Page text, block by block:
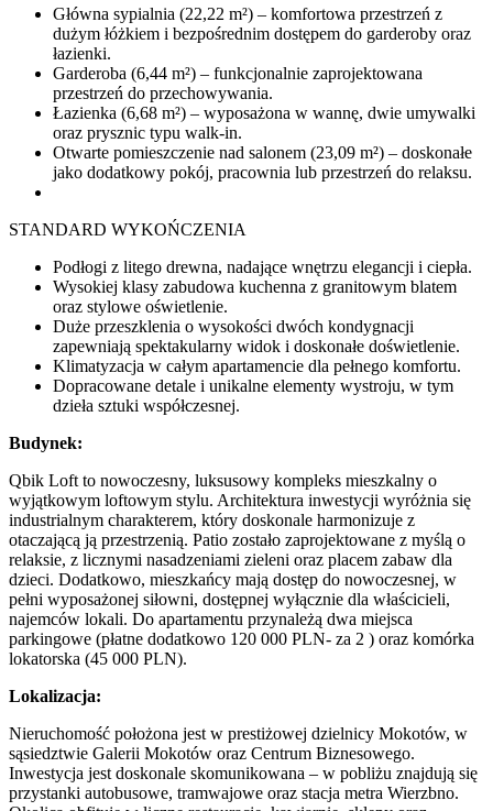
Główna sypialnia (22,22 m²) – komfortowa przestrzeń z
dużym łóżkiem i bezpośrednim dostępem do garderoby oraz
łazienki.
Garderoba (6,44 m²) – funkcjonalnie zaprojektowana
przestrzeń do przechowywania.
Łazienka (6,68 m²) – wyposażona w wannę, dwie umywalki
oraz prysznic typu walk-in.
Otwarte pomieszczenie nad salonem (23,09 m²) – doskonałe
jako dodatkowy pokój, pracownia lub przestrzeń do relaksu.
STANDARD WYKOŃCZENIA
Podłogi z litego drewna, nadające wnętrzu elegancji i ciepła.
Wysokiej klasy zabudowa kuchenna z granitowym blatem
oraz stylowe oświetlenie.
Duże przeszklenia o wysokości dwóch kondygnacji
zapewniają spektakularny widok i doskonałe doświetlenie.
Klimatyzacja w całym apartamencie dla pełnego komfortu.
Dopracowane detale i unikalne elementy wystroju, w tym
dzieła sztuki współczesnej.
Budynek:
Qbik Loft to nowoczesny, luksusowy kompleks mieszkalny o
wyjątkowym loftowym stylu. Architektura inwestycji wyróżnia się
industrialnym charakterem, który doskonale harmonizuje z
otaczającą ją przestrzenią. Patio zostało zaprojektowane z myślą o
relaksie, z licznymi nasadzeniami zieleni oraz placem zabaw dla
dzieci. Dodatkowo, mieszkańcy mają dostęp do nowoczesnej, w
pełni wyposażonej siłowni, dostępnej wyłącznie dla właścicieli,
najemców lokali. Do apartamentu przynależą dwa miejsca
parkingowe (płatne dodatkowo 120 000 PLN- za 2 ) oraz komórka
lokatorska (45 000 PLN).
Lokalizacja:
Nieruchomość położona jest w prestiżowej dzielnicy Mokotów, w
sąsiedztwie Galerii Mokotów oraz Centrum Biznesowego.
Inwestycja jest doskonale skomunikowana – w pobliżu znajdują się
przystanki autobusowe, tramwajowe oraz stacja metra Wierzbno.